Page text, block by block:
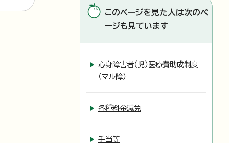
このページを見た人は次のペ
ージも見ています
心身障害者（児）医療費助成制度
（マル障）
各種料金減免
手当等